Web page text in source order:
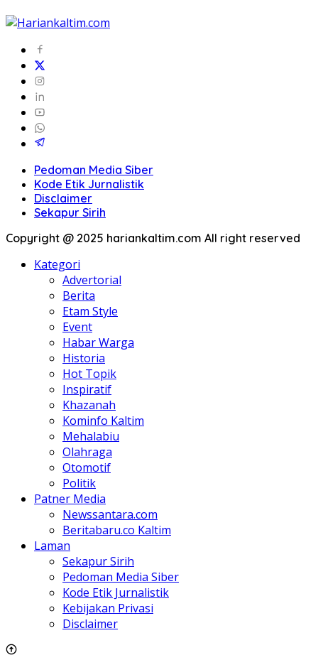
Pedoman Media Siber
Kode Etik Jurnalistik
Disclaimer
Sekapur Sirih
Copyright @ 2025 hariankaltim.com All right reserved
Kategori
Advertorial
Berita
Etam Style
Event
Habar Warga
Historia
Hot Topik
Inspiratif
Khazanah
Kominfo Kaltim
Mehalabiu
Olahraga
Otomotif
Politik
Patner Media
Newssantara.com
Beritabaru.co Kaltim
Laman
Sekapur Sirih
Pedoman Media Siber
Kode Etik Jurnalistik
Kebijakan Privasi
Disclaimer